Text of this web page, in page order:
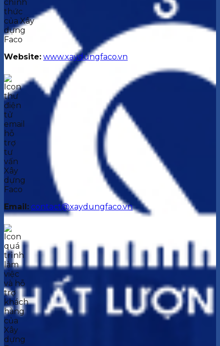
Website: www.xaydungfaco.vn
Email: contact@xaydungfaco.vn